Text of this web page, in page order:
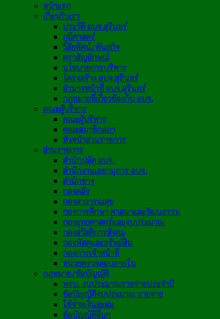
หน้าแรก
เกี่ยวกับเรา
ประวัติ อบจ.สุรินทร์
ภูมิศาสตร์
วิสัยทัศน์/พันธกิจ
ตราสัญลักษณ์
นโยบายการบริหาร
โครงสร้าง อบจ.สุรินทร์
อำนาจหน้าที่ อบจ.สุรินทร์
กฎหมายที่เกี่ยวข้องกับ อบจ.
คณะผู้บริหาร
คณะผู้บริหาร
คณะสมาชิกสภา
หัวหน้าส่วนราชการ
ส่วนราชการ
สำนักปลัด อบจ.
สำนักงานเลขานุการ อบจ.
สำนักช่าง
กองคลัง
กองสาธารณสุข
กองการศึกษา ศาสนาและวัฒนธรรม
กองยุทธศาสตร์และงบประมาณ
กองสวัสดิการสังคม
กองพัสดุและทรัพย์สิน
กองการเจ้าหน้าที่
หน่วยตรวจสอบภายใน
กฎหมาย/ข้อบัญญัติ
พรบ. งบประมาณรายจ่ายประจำปี
ข้อบัญญัติงบประมาณ รายจ่าย
ใช้จ่ายเงินสะสม
ข้อบัญญัติอื่นๆ